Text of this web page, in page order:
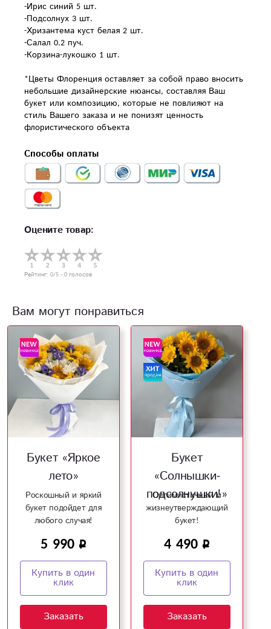
-Ирис синий 5 шт.
-Подсолнух 3 шт.
-Хризантема куст белая 2 шт.
-Салал 0.2 пуч.
-Корзина-лукошко 1 шт.
*Цветы Флоренция оставляет за собой право вносить
небольшие дизайнерские нюансы, составляя Ваш
букет или композицию, которые не повлияют на
стиль Вашего заказа и не понизят ценность
флористического объекта
Способы оплаты
Оцените товар:
Рейтинг: 0/5 - 0 голосов
Вам могут понравиться
Букет «Яркое
лето»
Роскошный и яркий
букет подойдет для
любого случая!
5 990
Купить в один
клик
Заказать
Букет
«Солнышки-
подсолнушки!»
Оптимистичный и
жизнеутверждающий
букет!
4 490
Купить в один
клик
Заказать